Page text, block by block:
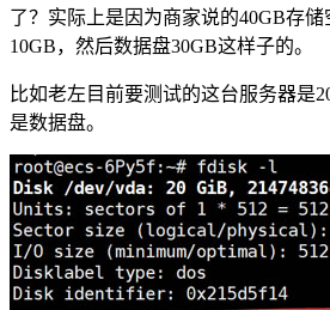
了？实际上是因为商家说的40GB存
10GB，然后数据盘30GB这样子的。
比如老左目前要测试的这台服务器是
是数据盘。